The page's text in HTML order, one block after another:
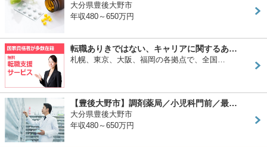
大分県豊後大野市
年収480～650万円
転職ありきではない、キャリアに関するあ…
札幌、東京、大阪、福岡の各拠点で、全国…
【豊後大野市】調剤薬局／小児科門前／最…
大分県豊後大野市
年収480～650万円